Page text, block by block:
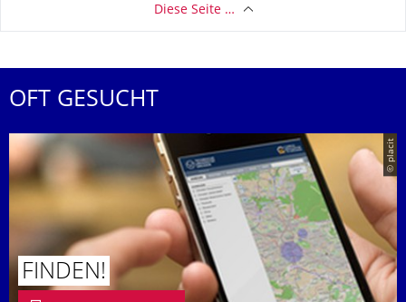
Diese Seite …
OFT GESUCHT
© placit
FINDEN!